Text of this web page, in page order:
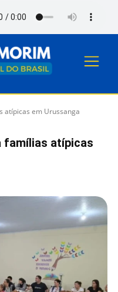
atípicas em Urussanga
famílias atípicas